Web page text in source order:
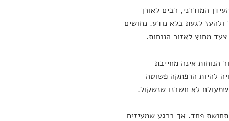
המודרני, רבים לאורך
ולהעז לגעת בלא נודע. נחושים
מחוץ לאזור הנוחות.
הנוחות אינה מחייבת
להיות הרפתקה פשוטה
לא חשבנו שנשקול.
פחד. אך ברגע שמעיזים